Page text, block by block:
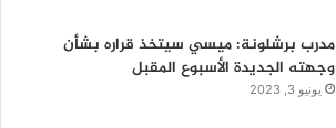
مدرب برشلونة: ميسي سيتخذ قراره بشأن
وجهته الجديدة الأسبوع المقبل
يونيو 3, 2023